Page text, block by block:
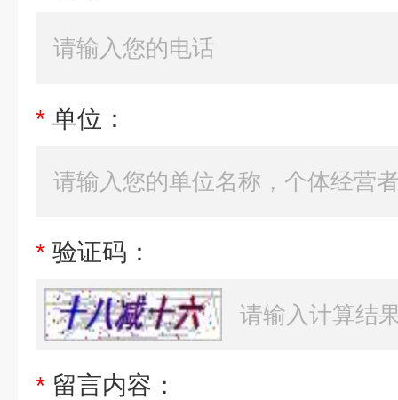
* 单位：
* 验证码：
* 留言内容：